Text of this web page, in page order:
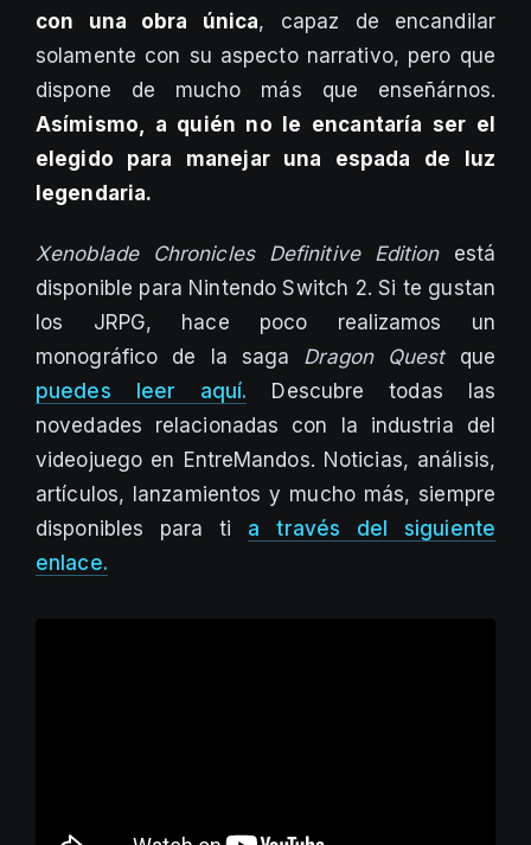
con una obra única, capaz de encandilar
solamente con su aspecto narrativo, pero que
dispone de mucho más que enseñárnos.
Asímismo, a quién no le encantaría ser el
elegido para manejar una espada de luz
legendaria.
Xenoblade Chronicles Definitive Editionestá
disponible para Nintendo Switch 2. Si te gustan
los JRPG, hace poco realizamos un
monográfico de la saga Dragon Quest que
puedes leer aquí. Descubre todas las
novedades relacionadas con la industria del
videojuego en EntreMandos. Noticias, análisis,
artículos, lanzamientos y mucho más, siempre
disponibles para ti a través del siguiente
enlace.